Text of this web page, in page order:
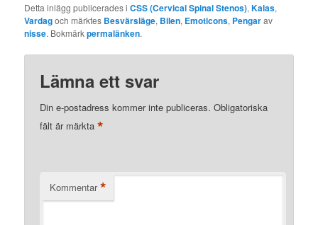
Detta inlägg publicerades iCSS (Cervical Spinal Stenos),Kalas,
Vardagoch märktes Besvärsläge, Bilen, Emoticons, Pengarav
nisse. Bokmärkpermalänken.
Lämna ett svar
Din e-postadress kommer inte publiceras. Obligatoriska
fält är märkta*
Kommentar *